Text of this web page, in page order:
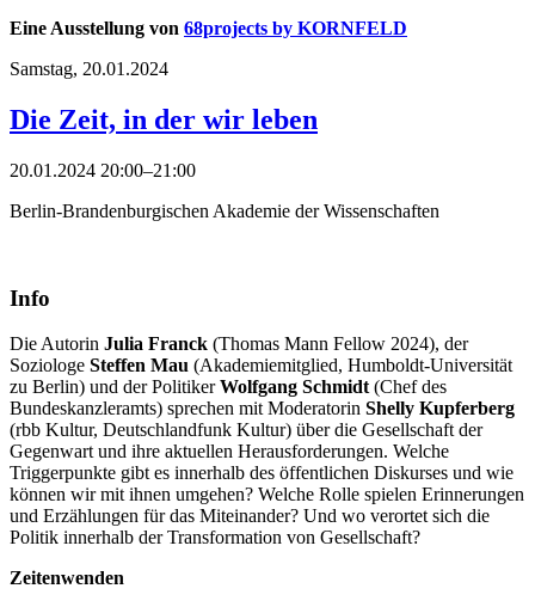
Eine Ausstellung von 68projects by KORNFELD
Samstag, 20.01.2024
Die Zeit, in der wir leben
20.01.2024 20:00–21:00
Berlin-Brandenburgischen Akademie der Wissenschaften
Info
Die Autorin Julia Franck (Thomas Mann Fellow 2024), der
Soziologe Steffen Mau (Akademiemitglied, Humboldt-Universität
zu Berlin) und der PolitikerWolfgang Schmidt(Chef des
Bundeskanzleramts) sprechen mit Moderatorin Shelly Kupferberg
(rbb Kultur, Deutschlandfunk Kultur) über die Gesellschaft der
Gegenwart und ihre aktuellen Herausforderungen. Welche
Triggerpunkte gibt es innerhalb des öffentlichen Diskurses und wie
können wir mit ihnen umgehen? Welche Rolle spielen Erinnerungen
und Erzählungen für das Miteinander? Und wo verortet sich die
Politik innerhalb der Transformation von Gesellschaft?
Zeitenwenden